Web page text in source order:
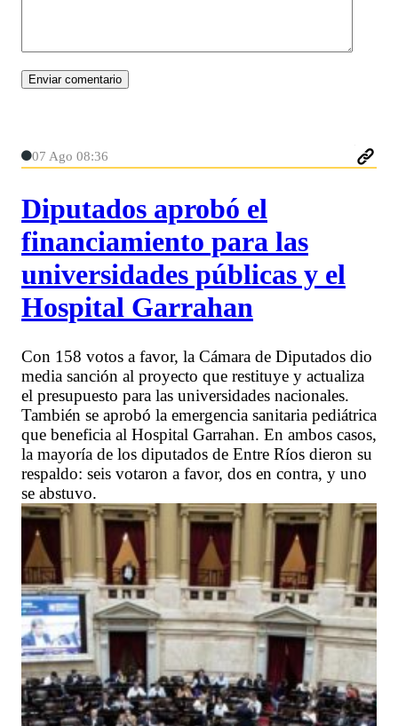
07 Ago 08:36
Diputados aprobó el
financiamiento para las
universidades públicas y el
Hospital Garrahan
Con 158 votos a favor, la Cámara de Diputados dio
media sanción al proyecto que restituye y actualiza
el presupuesto para las universidades nacionales.
También se aprobó la emergencia sanitaria pediátrica
que beneficia al Hospital Garrahan. En ambos casos,
la mayoría de los diputados de Entre Ríos dieron su
respaldo: seis votaron a favor, dos en contra, y uno
se abstuvo.